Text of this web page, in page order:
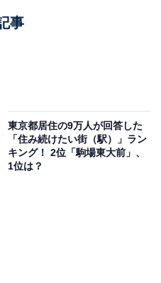
おり、日常の生活に必要
り、休日のショッピング
居住者からは「仕事が順
あり、信頼出来る友人もい
れていました。
事
東京都居住の9万人が回答した
「住み続けたい街（駅）」ラン
キング！ 2位「駒場東大前」、
1位は？